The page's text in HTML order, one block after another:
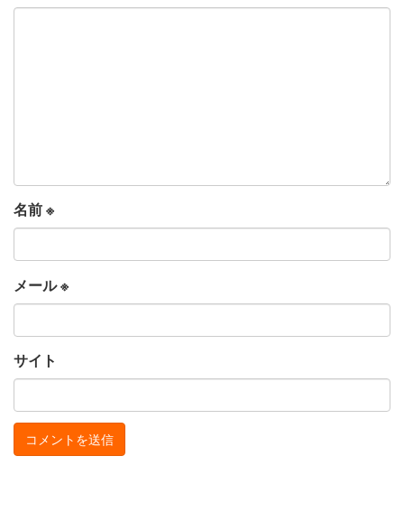
名前※
メール※
サイト